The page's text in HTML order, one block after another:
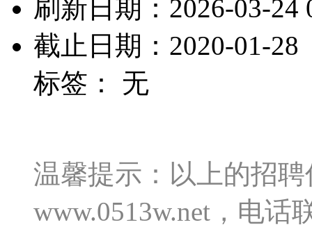
刷新日期：2026-03-24
截止日期：2020-01-28
标签： 无
温馨提示：以上的招
www.0513w.net，电